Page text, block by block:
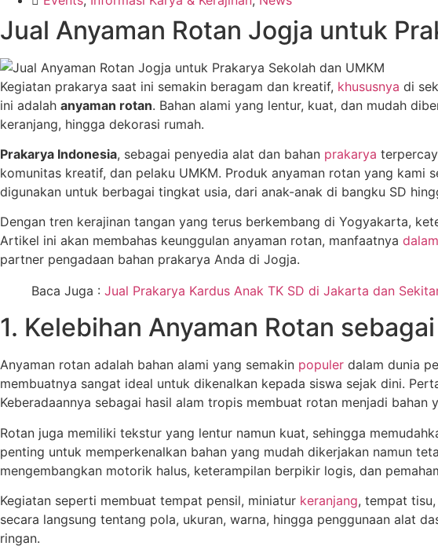
Jual Anyaman Rotan Jogja untuk
Kegiatan prakarya saat ini semakin beragam dan kreatif, khususnya di
ini adalah anyaman rotan. Bahan alami yang lentur, kuat, dan mudah
keranjang, hingga dekorasi rumah.
Prakarya Indonesia, sebagai penyedia alat dan bahan prakarya
komunitas kreatif, dan pelaku UMKM. Produk anyaman rotan yang
digunakan untuk berbagai tingkat usia, dari anak-anak di bangku SD
Dengan tren kerajinan tangan yang terus berkembang di Yogyakarta,
Artikel ini akan membahas keunggulan anyaman rotan, manfaatnya dalam
partner pengadaan bahan prakarya Anda di Jogja.
Baca Juga : Jual Prakarya Kardus Anak TK SD di Jakarta dan
1. Kelebihan Anyaman Rotan
Anyaman rotan adalah bahan alami yang semakin populer dalam dunia
membuatnya sangat ideal untuk dikenalkan kepada siswa sejak dini.
Keberadaannya sebagai hasil alam tropis membuat rotan menjadi
Rotan juga memiliki tekstur yang lentur namun kuat, sehingga
penting untuk memperkenalkan bahan yang mudah dikerjakan namun
mengembangkan motorik halus, keterampilan berpikir logis, dan
Kegiatan seperti membuat tempat pensil, miniatur keranjang, tempat
secara langsung tentang pola, ukuran, warna, hingga penggunaan alat
ringan.